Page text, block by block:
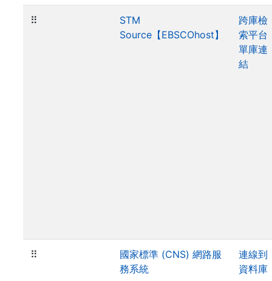
⠿
STM
Source【EBSCOhost】
跨庫檢
索平台
單庫連
結
⠿
國家標準 (CNS) 網路服
務系統
連線到
資料庫